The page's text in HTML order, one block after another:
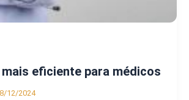
eficiente para médicos
12/2024